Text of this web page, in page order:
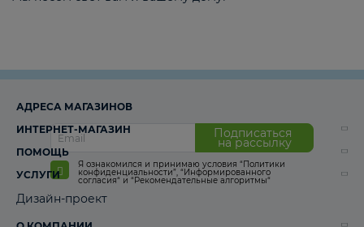
Подписаться
на рассылку
Я ознакомился и принимаю условия “Политики
конфиденциальности”, “Информированного
согласия“ и “Рекомендательные алгоритмы“
АДРЕСА МАГАЗИНОВ
ИНТЕРНЕТ-МАГАЗИН
ПОМОЩЬ
УСЛУГИ
Дизайн-проект